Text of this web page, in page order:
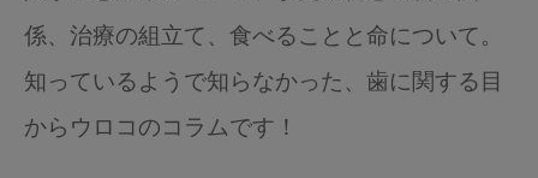
係、治療の組立て、食べることと命について。
知っているようで知らなかった、歯に関する目
からウロコのコラムです！